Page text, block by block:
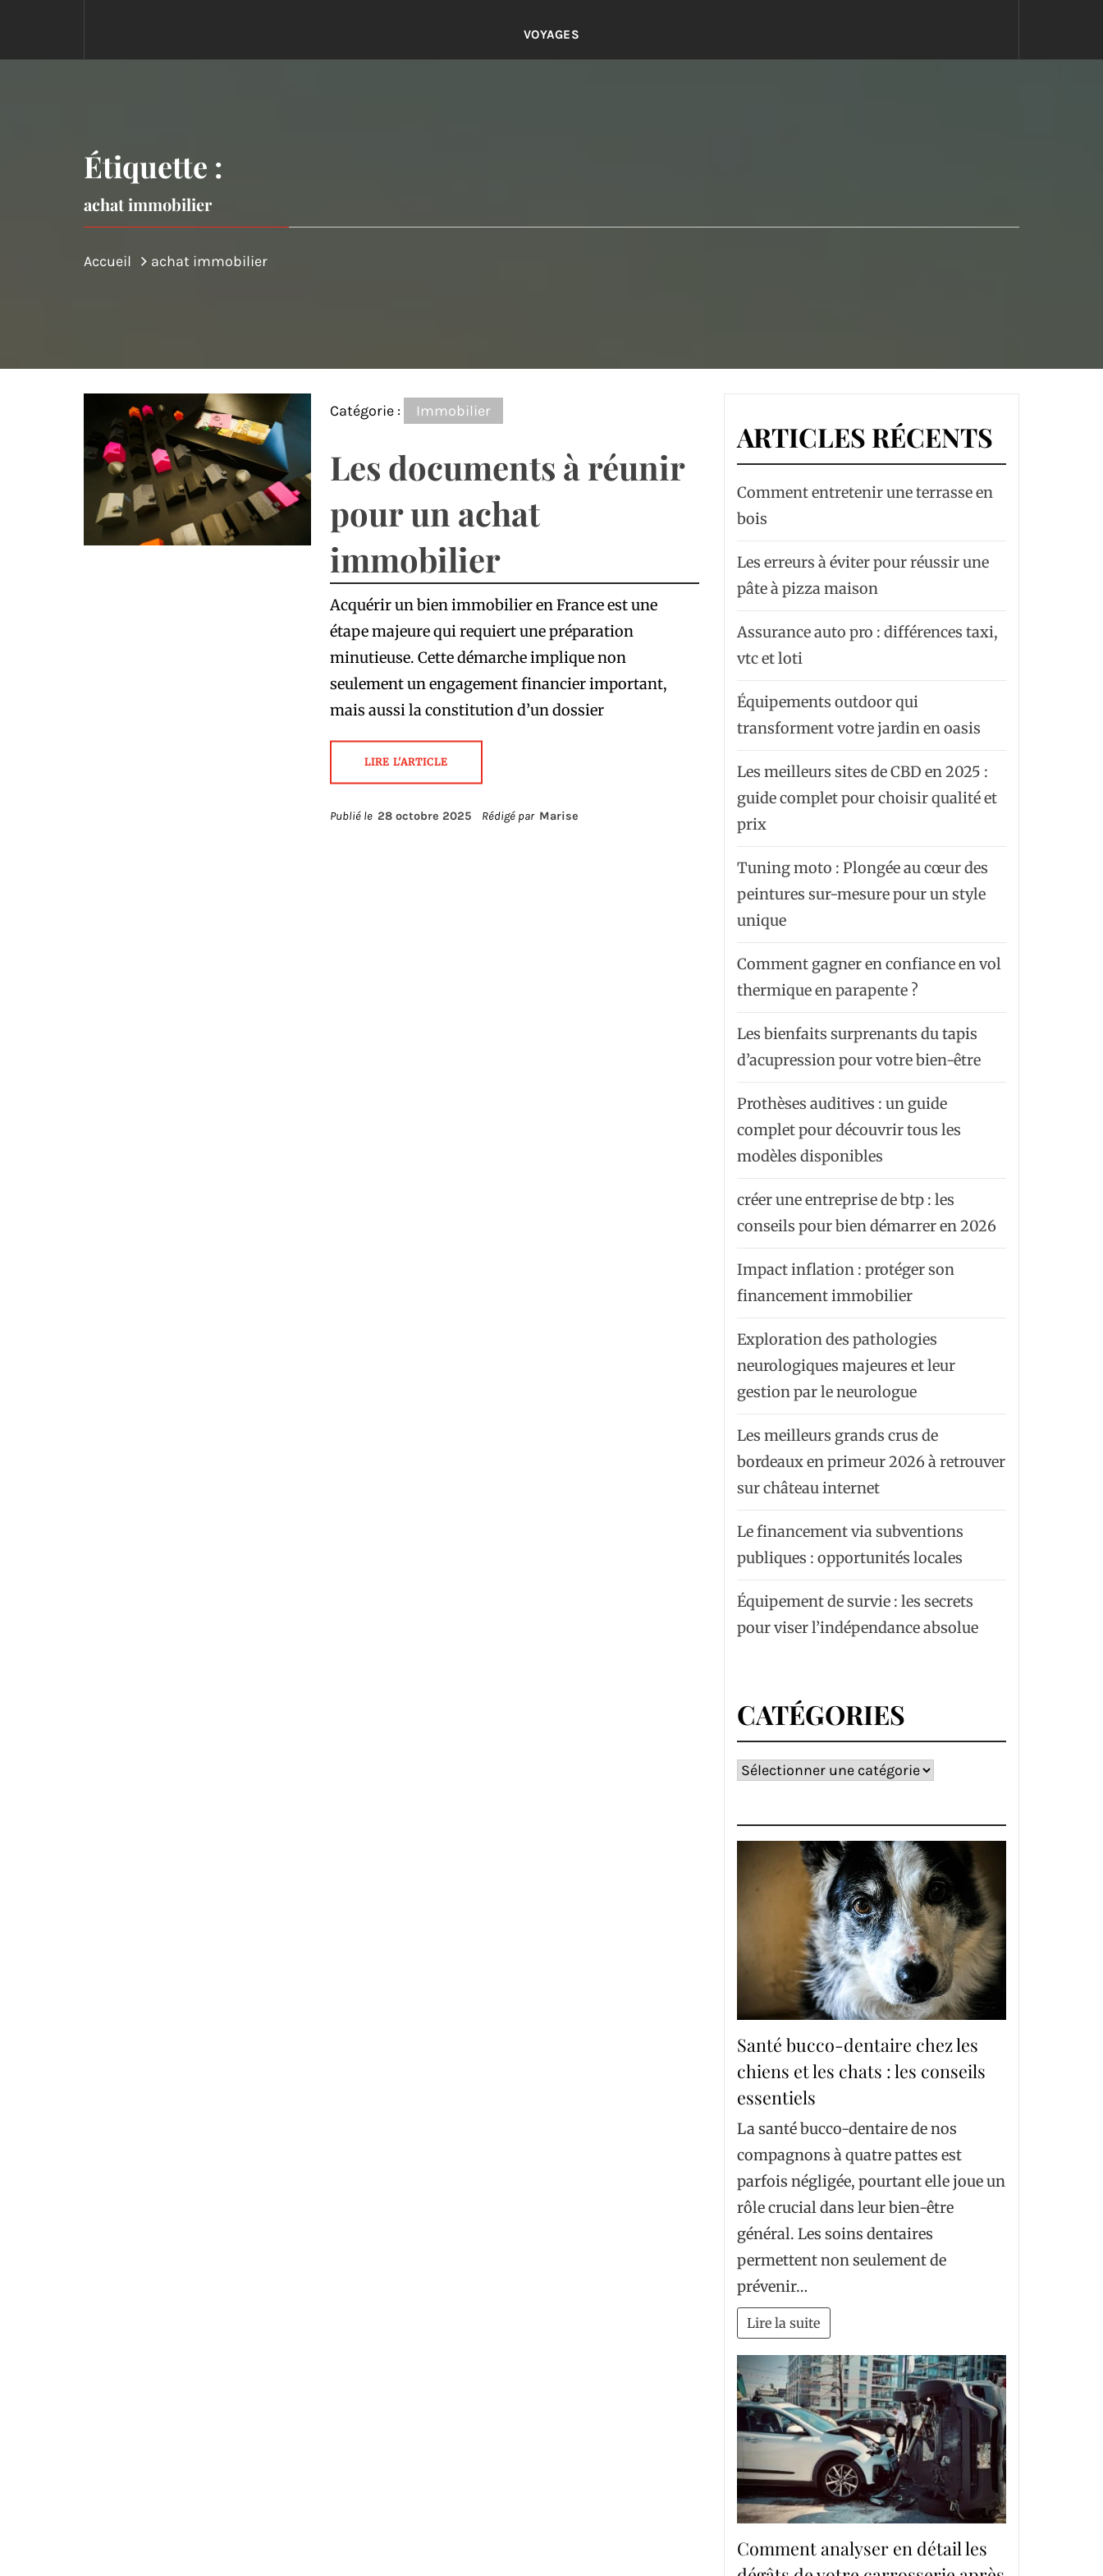
VOYAGES
Étiquette :
achat immobilier
Accueil achat immobilier
Catégorie : Immobilier
Les documents à réunir
pour un achat
immobilier
Acquérir un bien immobilier en France est une
étape majeure qui requiert une préparation
minutieuse. Cette démarche implique non
seulement un engagement financier important,
mais aussi la constitution d’un dossier
LIRE L'ARTICLE
Publié le 28 octobre 2025 Rédigé par Marise
ARTICLES RÉCENTS
Comment entretenir une terrasse en
bois
Les erreurs à éviter pour réussir une
pâte à pizza maison
Assurance auto pro : différences taxi,
vtc et loti
Équipements outdoor qui
transforment votre jardin en oasis
Les meilleurs sites de CBD en 2025 :
guide complet pour choisir qualité et
prix
Tuning moto : Plongée au cœur des
peintures sur-mesure pour un style
unique
Comment gagner en confiance en vol
thermique en parapente ?
Les bienfaits surprenants du tapis
d’acupression pour votre bien-être
Prothèses auditives : un guide
complet pour découvrir tous les
modèles disponibles
créer une entreprise de btp : les
conseils pour bien démarrer en 2026
Impact inflation : protéger son
financement immobilier
Exploration des pathologies
neurologiques majeures et leur
gestion par le neurologue
Les meilleurs grands crus de
bordeaux en primeur 2026 à retrouver
sur château internet
Le financement via subventions
publiques : opportunités locales
Équipement de survie : les secrets
pour viser l’indépendance absolue
CATÉGORIES
Catégories
Santé bucco-dentaire chez les
chiens et les chats : les conseils
essentiels
La santé bucco-dentaire de nos
compagnons à quatre pattes est
parfois négligée, pourtant elle joue un
rôle crucial dans leur bien-être
général. Les soins dentaires
permettent non seulement de
prévenir…
Lire la suite
Comment analyser en détail les